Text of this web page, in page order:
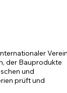
Verein
der Bauprodukte
und
prüft und